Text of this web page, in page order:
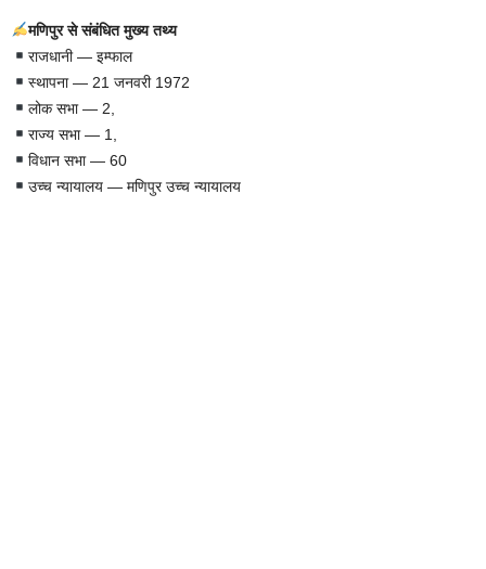
मणिपुर से संबंधित मुख्य तथ्य
राजधानी — इम्फाल
स्थापना — 21 जनवरी 1972
लोक सभा — 2,
राज्य सभा — 1,
विधान सभा — 60
उच्च न्यायालय — मणिपुर उच्च न्यायालय